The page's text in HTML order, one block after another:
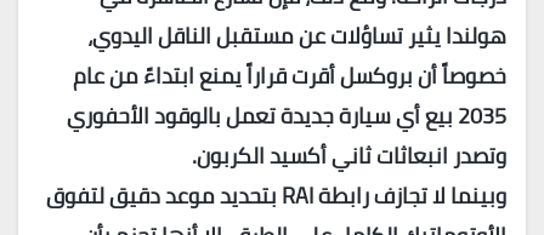
هولندا يثير تساؤلات عن مستقبل الناقل اليدوي،
خصوصاً أن بروكسل أقرت قراراً يمنع ابتداءً من عام
2035 بيع أي سيارة جديدة تعمل بالوقود الأحفوري
وتصدر انبعاثات ثاني أكسيد الكربون.
وبينما لا تجازف رابطةRAIبتحديد موعد دقيق لتفوق